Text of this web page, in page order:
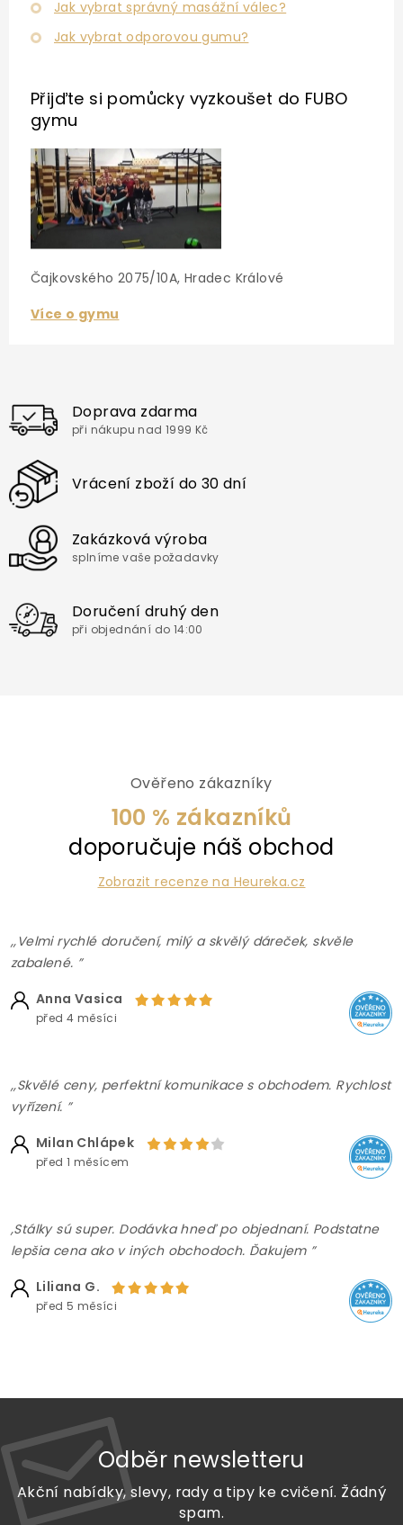
Jak vybrat správný masážní válec?
Jak vybrat odporovou gumu?
Přijďte si pomůcky vyzkoušet do FUBO
gymu
Čajkovského 2075/10A, Hradec Králové
Více o gymu
Doprava zdarma
při nákupu nad 1999 Kč
Vrácení zboží do 30 dní
Zakázková výroba
splníme vaše požadavky
Doručení druhý den
při objednání do 14:00
Ověřeno zákazníky
100 % zákazníků
doporučuje náš obchod
Zobrazit recenze na Heureka.cz
,,Velmi rychlé doručení, milý a skvělý dáreček, skvěle
zabalené. ”
Anna Vasica
před 4 měsíci
,,Skvělé ceny, perfektní komunikace s obchodem. Rychlost
vyřízení. ”
Milan Chlápek
před 1 měsícem
,Stálky sú super. Dodávka hneď po objednaní. Podstatne
lepšia cena ako v iných obchodoch. Ďakujem ”
Liliana G.
před 5 měsíci
Odběr newsletteru
Akční nabídky, slevy, rady a tipy ke cvičení. Žádný
spam.